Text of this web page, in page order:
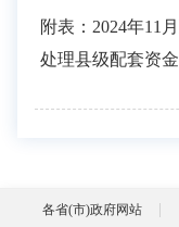
附表：2024年11
处理县级配套资
各省(市)政府网站